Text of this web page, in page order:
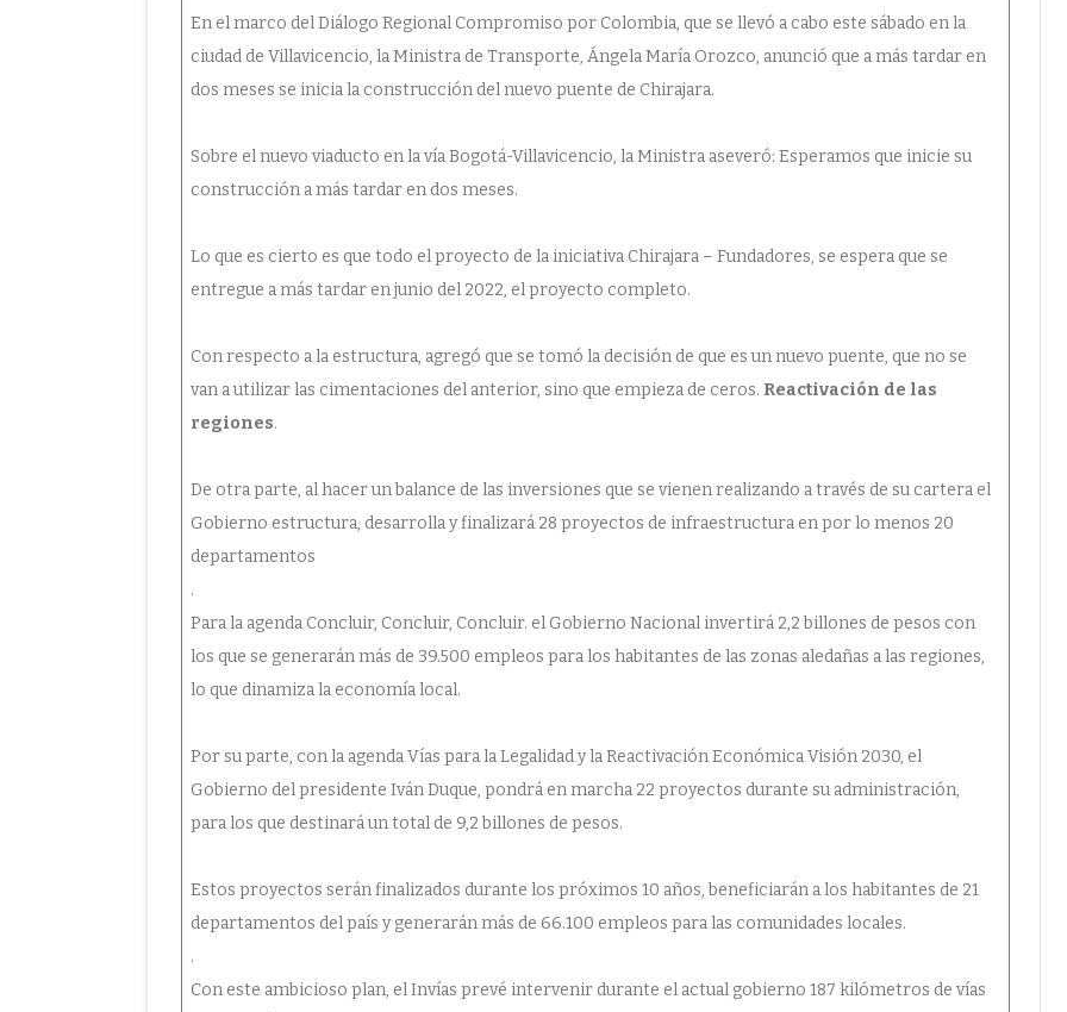
En el marco del Diálogo Regional Compromiso por Colombia, que se llevó a cabo este sábado en la
ciudad de Villavicencio, la Ministra de Transporte, Ángela María Orozco, anunció que a más tardar en
dos meses se inicia la construcción del nuevo puente de Chirajara.
Sobre el nuevo viaducto en la vía Bogotá-Villavicencio, la Ministra aseveró: Esperamos que inicie su
construcción a más tardar en dos meses.
Lo que es cierto es que todo el proyecto de la iniciativa Chirajara – Fundadores, se espera que se
entregue a más tardar en junio del 2022, el proyecto completo.
Con respecto a la estructura, agregó que se tomó la decisión de que es un nuevo puente, que no se
van a utilizar las cimentaciones del anterior, sino que empieza de ceros. Reactivación de las
regiones.
De otra parte, al hacer un balance de las inversiones que se vienen realizando a través de su cartera el
Gobierno estructura, desarrolla y finalizará 28 proyectos de infraestructura en por lo menos 20
departamentos
.
Para la agenda Concluir, Concluir, Concluir. el Gobierno Nacional invertirá 2,2 billones de pesos con
los que se generarán más de 39.500 empleos para los habitantes de las zonas aledañas a las regiones,
lo que dinamiza la economía local.
Por su parte, con la agenda Vías para la Legalidad y la Reactivación Económica Visión 2030, el
Gobierno del presidente Iván Duque, pondrá en marcha 22 proyectos durante su administración,
para los que destinará un total de 9,2 billones de pesos.
Estos proyectos serán finalizados durante los próximos 10 años, beneficiarán a los habitantes de 21
departamentos del país y generarán más de 66.100 empleos para las comunidades locales.
.
Con este ambicioso plan, el Invías prevé intervenir durante el actual gobierno 187 kilómetros de vías